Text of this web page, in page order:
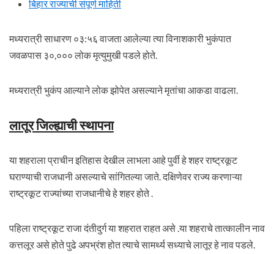
बिहार राज्याची संपूर्ण माहिती
मध्यरात्री साधारण ०३:५६ वाजता आलेल्या त्या विनाशकारी भुकंपात
जवळपास ३०,००० लोक मृत्युमुखी पडले होते.
मध्यरात्री भुकंप आल्याने लोक झोपेत असल्याने मृतांचा आकडा वाढला.
लातूर जिल्ह्याची स्थापना
या शहराला प्राचीन इतिहास देखील लाभला आहे पुर्वी हे शहर राष्ट्रकूट
घराण्याची राजधानी असल्याचे सांगितल्या जाते. दक्षिणेवर राज्य करणाऱ्या
राष्ट्रकूट राज्यांच्या राजधानीचे हे शहर होते .
पहिला राष्ट्रकूट राजा दंतीदुर्ग या शहरात राहत असे .या शहराचे तात्कालीन नाव
कत्तलूर असे होते पुढे अपभ्रंश होत त्याचे सामर्थ्य सध्याचे लातूर हे नाव पडले.